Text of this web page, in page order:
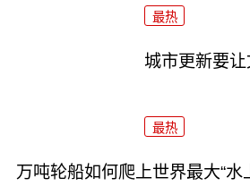
最热
城市更新要
最热
万吨轮船如何爬上世界最大“水